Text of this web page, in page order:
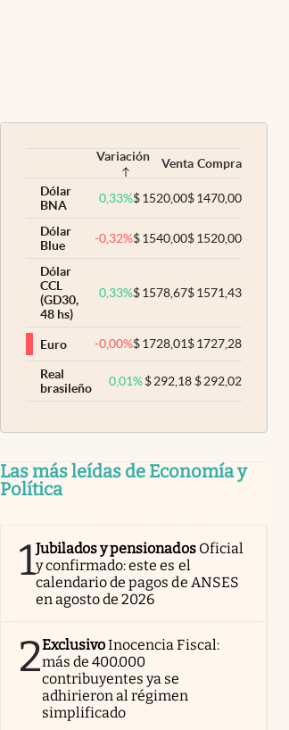
Variación Venta Compra
Dólar
BNA
0,33%$1520,00$1470,00
Dólar
Blue
-0,32%$1540,00$1520,00
Dólar
CCL
(GD30,
48 hs)
0,33%$1578,67$1571,43
Euro -0,00%$1728,01$1727,28
Real
brasileño
0,01% $292,18 $292,02
Las más leídas de Economía y
Política
1Jubilados y pensionados Oficial
y confirmado: este es el
calendario de pagos de ANSES
en agosto de 2026
2ExclusivoInocencia Fiscal:
más de 400.000
contribuyentes ya se
adhirieron al régimen
simplificado